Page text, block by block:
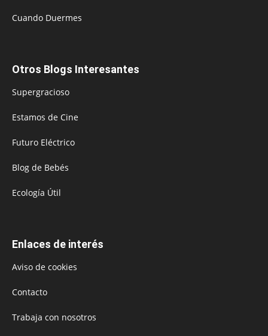
Cuando Duermes
Otros Blogs Interesantes
Supergracioso
Estamos de Cine
Futuro Eléctrico
Blog de Bebés
Ecología Útil
Enlaces de interés
Aviso de cookies
Contacto
Trabaja con nosotros